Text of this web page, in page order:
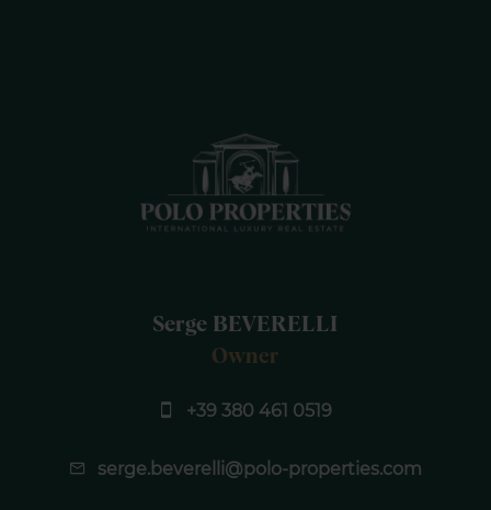
Serge BEVERELLI
Owner
+39 380 461 0519
serge.beverelli@polo-properties.com